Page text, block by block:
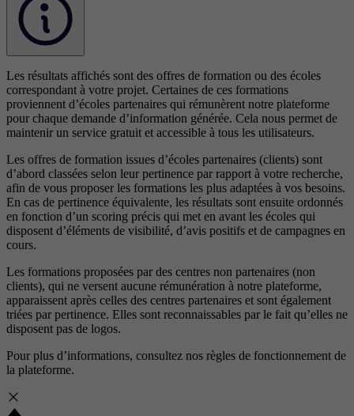
Les résultats affichés sont des offres de formation ou des écoles
correspondant à votre projet. Certaines de ces formations
proviennent d’écoles partenaires qui rémunèrent notre plateforme
pour chaque demande d’information générée. Cela nous permet de
maintenir un service gratuit et accessible à tous les utilisateurs.
Les offres de formation issues d’écoles partenaires (clients) sont
d’abord classées selon leur pertinence par rapport à votre recherche,
afin de vous proposer les formations les plus adaptées à vos besoins.
En cas de pertinence équivalente, les résultats sont ensuite ordonnés
en fonction d’un scoring précis qui met en avant les écoles qui
disposent d’éléments de visibilité, d’avis positifs et de campagnes en
cours.
Les formations proposées par des centres non partenaires (non
clients), qui ne versent aucune rémunération à notre plateforme,
apparaissent après celles des centres partenaires et sont également
triées par pertinence. Elles sont reconnaissables par le fait qu’elles ne
disposent pas de logos.
Pour plus d’informations, consultez nos règles de fonctionnement de
la plateforme.